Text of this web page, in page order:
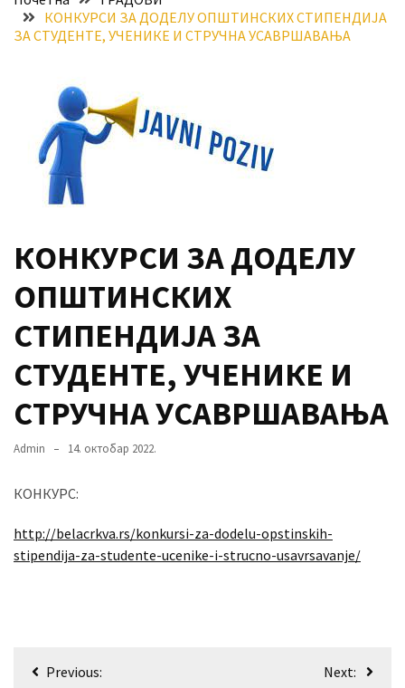
Хидросистема
Дунав–
Пријава
ваучере
Расписан
стицање
права
знака
„Најбоље
Војводине“
USED
CATEGORIES
Вести
ГРАДОВИ
КОНКУРСИ ЗА ДОДЕЛУ ОПШТИНСКИХ СТИПЕНДИЈА
ЗА СТУДЕНТЕ, УЧЕНИКЕ И СТРУЧНА УСАВРШАВАЊА
КОНКУРСИ ЗА ДОДЕЛУ
ОПШТИНСКИХ
СТИПЕНДИЈА ЗА
СТУДЕНТЕ, УЧЕНИКЕ И
СТРУЧНА УСАВРШАВАЊА
Admin 14. октобар 2022.
КОНКУРС:
http://belacrkva.rs/konkursi-za-dodelu-opstinskih-
stipendija-za-studente-ucenike-i-strucno-usavrsavanje/
Кретање
Previous: Next: